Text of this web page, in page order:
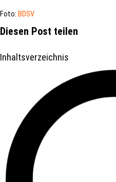
Foto: BDSV
Diesen Post teilen
Inhaltsverzeichnis